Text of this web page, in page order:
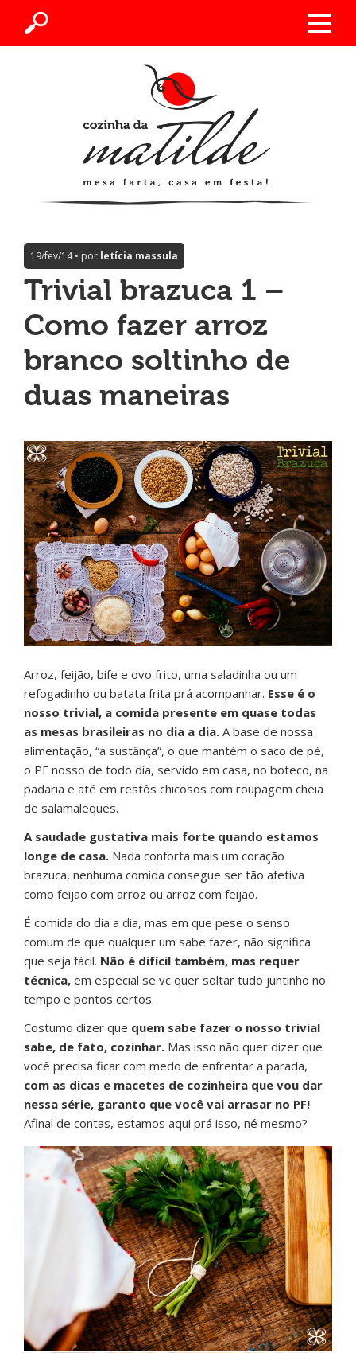
19/fev/14 • por letícia massula
Trivial brazuca 1 –
Como fazer arroz
branco soltinho de
duas maneiras
Arroz, feijão, bife e ovo frito, uma saladinha ou um
refogadinho ou batata frita prá acompanhar. Esse é o
nosso trivial, a comida presente em quase todas
as mesas brasileiras no dia a dia. A base de nossa
alimentação, “a sustânça”, o que mantém o saco de pé,
o PF nosso de todo dia, servido em casa, no boteco, na
padaria e até em restôs chicosos com roupagem cheia
de salamaleques.
A saudade gustativa mais forte quando estamos
longe de casa. Nada conforta mais um coração
brazuca, nenhuma comida consegue ser tão afetiva
como feijão com arroz ou arroz com feijão.
É comida do dia a dia, mas em que pese o senso
comum de que qualquer um sabe fazer, não significa
que seja fácil. Não é difícil também, mas requer
técnica, em especial se vc quer soltar tudo juntinho no
tempo e pontos certos.
Costumo dizer que quem sabe fazer o nosso trivial
sabe, de fato, cozinhar. Mas isso não quer dizer que
você precisa ficar com medo de enfrentar a parada,
com as dicas e macetes de cozinheira que vou dar
nessa série, garanto que você vai arrasar no PF!
Afinal de contas, estamos aqui prá isso, né mesmo?